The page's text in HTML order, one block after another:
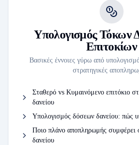
Υπολογισμός Τόκων
Επιτοκίων
Βασικές έννοιες γύρω από
στρατηγικές
Σταθερό vs Κυμαινόμενο επιτόκιο
δανείου
Υπολογισμός δόσεων δανείου: πώς
Ποιο πλάνο αποπληρωμής συμφέρει
δανείου